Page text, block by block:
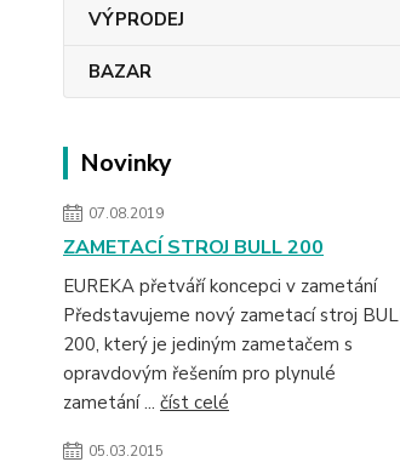
VÝPRODEJ
BAZAR
Novinky
07.08.2019
ZAMETACÍ STROJ BULL 200
EUREKA přetváří koncepci v zametání
Představujeme nový zametací stroj
200, který je jediným zametačem s
opravdovým řešením pro plynulé
zametání ... číst celé
05.03.2015